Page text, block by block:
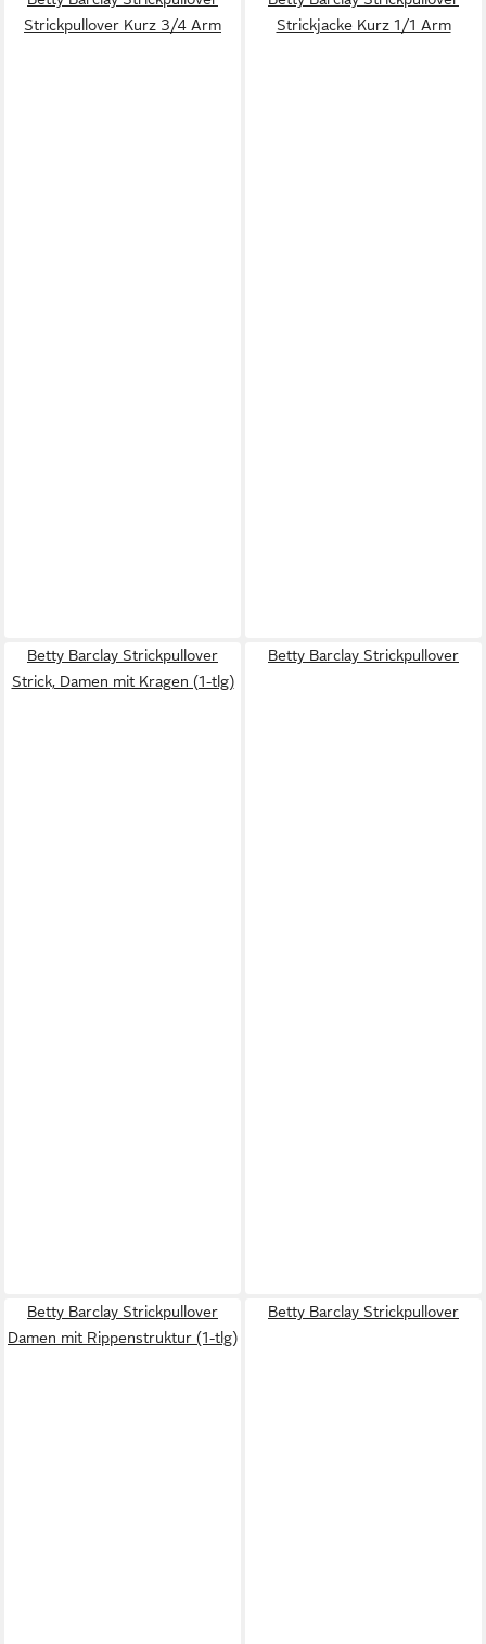
Strickpullover Kurz 3/4 Arm
Strickjacke Kurz 1/1 Arm
Betty Barclay Strickpullover
Strick, Damen mit Kragen (1-tlg)
Betty Barclay Strickpullover
Betty Barclay Strickpullover
Damen mit Rippenstruktur (1-tlg)
Betty Barclay Strickpullover